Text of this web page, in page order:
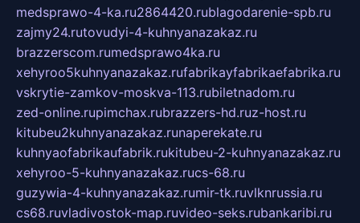
medsprawo-4-ka.ru2864420.rublagodarenie-spb.ru
zajmy24.rutovudyi-4-kuhnyanazakaz.ru
brazzerscom.rumedsprawo4ka.ru
xehyroo5kuhnyanazakaz.rufabrikayfabrikaefabrika.ru
vskrytie-zamkov-moskva-113.rubiletnadom.ru
zed-online.rupimchax.rubrazzers-hd.ruz-host.ru
kitubeu2kuhnyanazakaz.runaperekate.ru
kuhnyaofabrikaufabrik.rukitubeu-2-kuhnyanazakaz.ru
xehyroo-5-kuhnyanazakaz.rucs-68.ru
guzywia-4-kuhnyanazakaz.rumir-tk.ruvlknrussia.ru
cs68.ruvladivostok-map.ruvideo-seks.rubankaribi.ru